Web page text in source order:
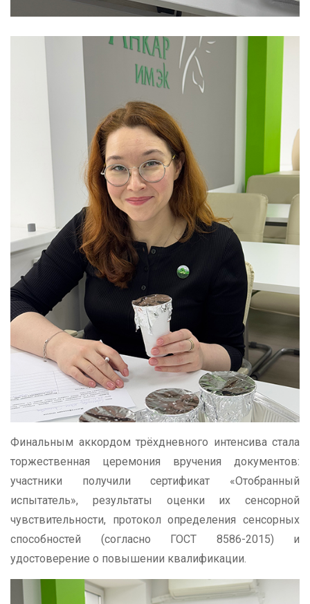
Финальным аккордом трёхдневного интенсива стала
торжественная церемония вручения документов:
участники получили сертификат «Отобранный
испытатель», результаты оценки их сенсорной
чувствительности, протокол определения сенсорных
способностей (согласно ГОСТ 8586-2015) и
удостоверение о повышении квалификации.